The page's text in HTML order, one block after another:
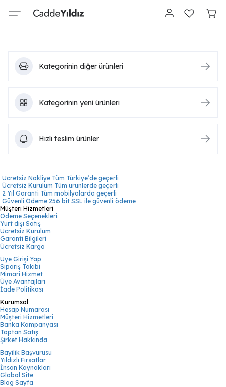
Kategorinin diğer ürünleri
Kategorinin yeni ürünleri
Hızlı teslim ürünler
Ücretsiz Nakliye Tüm Türkiye’de geçerli
Ücretsiz Kurulum Tüm ürünlerde geçerli
2 Yıl Garanti Tüm mobilyalarda geçerli
Güvenli Ödeme 256 bit SSL ile güvenli ödeme
Müşteri Hizmetleri
Ödeme Seçenekleri
Yurt dışı Satış
Ücretsiz Kurulum
Garanti Bilgileri
Ücretsiz Kargo
Üye Girişi Yap
Sipariş Takibi
Mimari Hizmet
Üye Avantajları
İade Politikası
Kurumsal
Hesap Numarası
Müşteri Hizmetleri
Banka Kampanyası
Toptan Satış
Şirket Hakkında
Bayilik Başvurusu
Yıldızlı Fırsatlar
İnsan Kaynakları
Global Site
Blog Sayfa